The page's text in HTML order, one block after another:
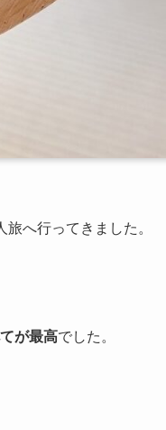
へ行ってきました。
が最高でした。